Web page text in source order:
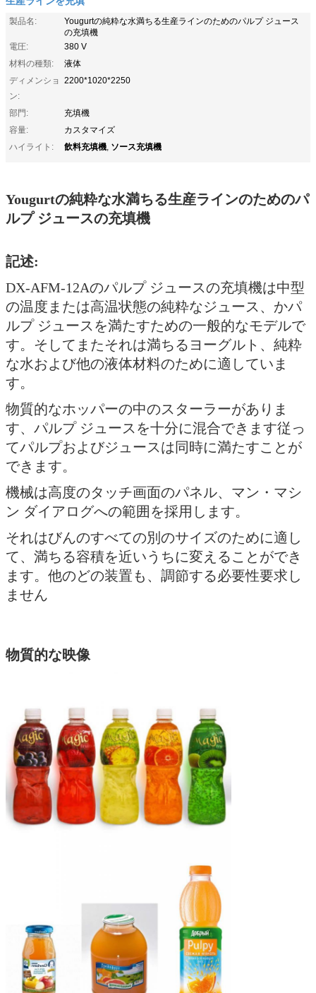
製品名:
Yougurtの純粋な水満ちる生産ラインのためのパルプ ジュース
の充填機
電圧:
380 V
材料の種類:
液体
ディメンショ
ン:
2200*1020*2250
部門:
充填機
容量:
カスタマイズ
ハイライト:
飲料充填機, ソース充填機
Yougurtの純粋な水満ちる生産ラインのためのパ
ルプ ジュースの充填機
記述:
DX-AFM-12Aのパルプ ジュースの充填機は中型
の温度または高温状態の純粋なジュース、かパ
ルプ ジュースを満たすための一般的なモデルで
す。そしてまたそれは満ちるヨーグルト、純粋
な水および他の液体材料のために適していま
す。
物質的なホッパーの中のスターラーがありま
す、パルプ ジュースを十分に混合できます従っ
てパルプおよびジュースは同時に満たすことが
できます。
機械は高度のタッチ画面のパネル、マン・マシ
ン ダイアログへの範囲を採用します。
それはびんのすべての別のサイズのために適し
て、満ちる容積を近いうちに変えることができ
ます。他のどの装置も、調節する必要性要求し
ません
物質的な映像